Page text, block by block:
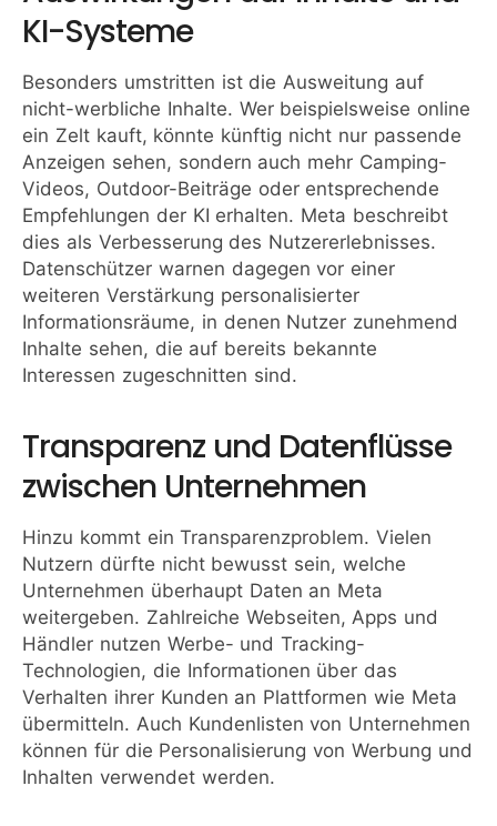
KI-Systeme
Besonders umstritten ist die Ausweitung auf
nicht-werbliche Inhalte. Wer beispielsweise online
ein Zelt kauft, könnte künftig nicht nur passende
Anzeigen sehen, sondern auch mehr Camping-
Videos, Outdoor-Beiträge oder entsprechende
Empfehlungen der KI erhalten. Meta beschreibt
dies als Verbesserung des Nutzererlebnisses.
Datenschützer warnen dagegen vor einer
weiteren Verstärkung personalisierter
Informationsräume, in denen Nutzer zunehmend
Inhalte sehen, die auf bereits bekannte
Interessen zugeschnitten sind.
Transparenz und Datenflüsse
zwischen Unternehmen
Hinzu kommt ein Transparenzproblem. Vielen
Nutzern dürfte nicht bewusst sein, welche
Unternehmen überhaupt Daten an Meta
weitergeben. Zahlreiche Webseiten, Apps und
Händler nutzen Werbe- und Tracking-
Technologien, die Informationen über das
Verhalten ihrer Kunden an Plattformen wie Meta
übermitteln. Auch Kundenlisten von Unternehmen
können für die Personalisierung von Werbung und
Inhalten verwendet werden.